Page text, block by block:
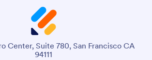
Center, Suite 780, San Francisco CA
94111